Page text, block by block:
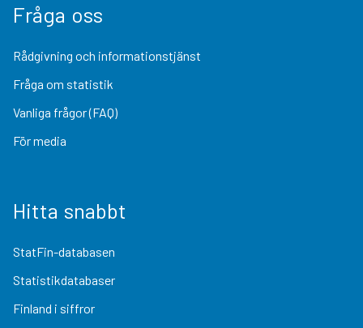
Fråga oss
Rådgivning och informationstjänst
Fråga om statistik
Vanliga frågor (FAQ)
För media
Hitta snabbt
StatFin-databasen
Statistikdatabaser
Finland i siffror